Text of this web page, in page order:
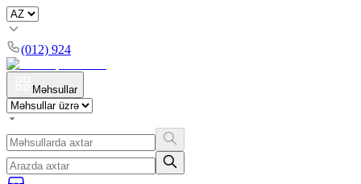
(012) 924
Məhsullar